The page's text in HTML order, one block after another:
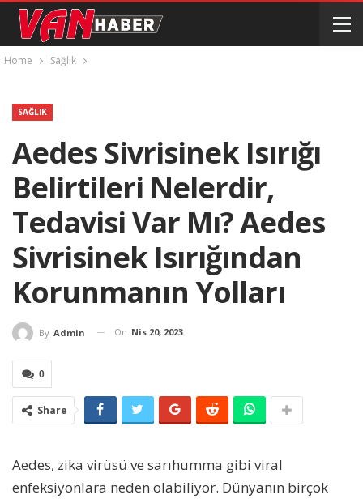
Home Sağlık
SAĞLIK
Aedes Sivrisinek Isırığı
Belirtileri Nelerdir,
Tedavisi Var Mı? Aedes
Sivrisinek Isırığından
Korunmanın Yolları
By Admin On Nis 20, 2023
0
Share
Aedes, zika virüsü ve sarıhumma gibi viral
enfeksiyonlara neden olabiliyor. Dünyanın birçok